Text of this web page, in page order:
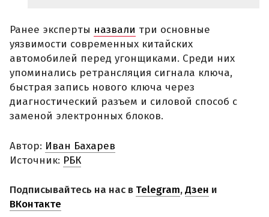
Ранее эксперты назвали три основные
уязвимости современных китайских
автомобилей перед угонщиками. Среди них
упоминались ретрансляция сигнала ключа,
быстрая запись нового ключа через
диагностический разъем и силовой способ с
заменой электронных блоков.
Автор: Иван Бахарев
Источник: РБК
Подписывайтесь на нас в Telegram,Дзен и
ВКонтакте